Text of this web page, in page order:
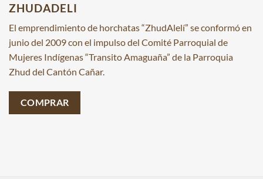
ZHUDADELI
El emprendimiento de horchatas “ZhudAlelí” se conformó en
junio del 2009 con el impulso del Comité Parroquial de
Mujeres Indígenas “Transito Amaguaña” de la Parroquia
Zhud del Cantón Cañar.
COMPRAR